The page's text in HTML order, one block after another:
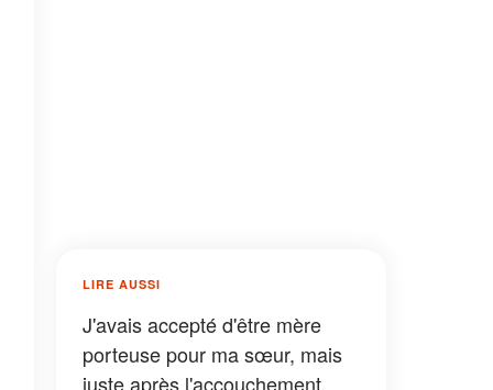
LIRE AUSSI
J'avais accepté d'être mère
porteuse pour ma sœur, mais
juste après l'accouchement,